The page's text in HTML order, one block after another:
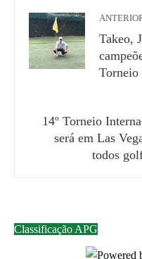
Takeo,
Torneio
14º Torneio
será em Las
todos
Classificação APG